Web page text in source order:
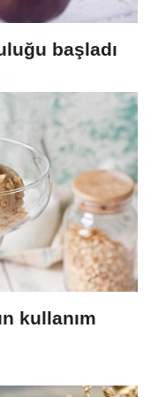
başladı
kullanım